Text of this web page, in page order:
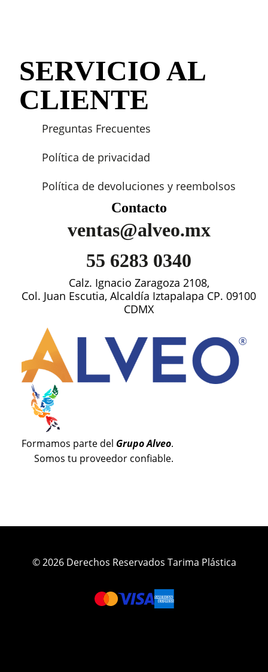
SERVICIO AL
CLIENTE
Preguntas Frecuentes
Política de privacidad
Política de devoluciones y reembolsos
Contacto
ventas@alveo.mx
55 6283 0340
Calz. Ignacio Zaragoza 2108,
Col. Juan Escutia, Alcaldía Iztapalapa CP. 09100
CDMX
Formamos parte del Grupo Alveo.
Somos tu proveedor confiable.
© 2026 Derechos Reservados Tarima Plástica